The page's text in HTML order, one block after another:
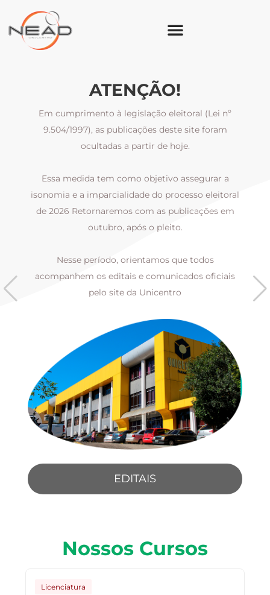
ATENÇÃO!
Em cumprimento à legislação eleitoral (Lei nº
9.504/1997), as publicações deste site foram
ocultadas a partir de hoje.
Essa medida tem como objetivo assegurar a
isonomia e a imparcialidade do processo eleitoral
de 2026 Retornaremos com as publicações em
outubro, após o pleito.
Nesse período, orientamos que todos
acompanhem os editais e comunicados oficiais
pelo site da Unicentro
EDITAIS
Nossos Cursos
Licenciatura